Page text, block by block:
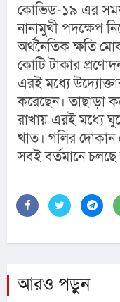
কোভিড-১৯ এর সময়
নানামুখী পদক্ষেপ
অর্থনৈতিক ক্ষতি
কোটি টাকার
এরই মধ্যে
করেছেন। তাছাড়া
রাখায় এরই মধ্যে
খাত। গলির
সবই বর্তমানে
আরও পড়ুন